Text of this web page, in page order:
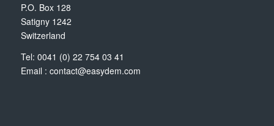
P.O. Box 128
Satigny 1242
Switzerland
Tel: 0041 (0) 22 754 03 41
Email : contact@easydem.com